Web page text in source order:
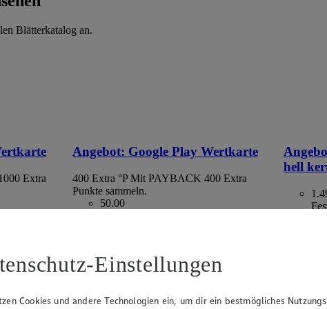
Blätterkatalog an.
Extra
Angebot: Google Play Wertkarte
400 Extra °P Mit PAYBACK 400 Extra
Punkte sammeln.
50.00
hell
aus
Einstellungen
Cookies und andere Technologien ein, um dir ein bestmögliches